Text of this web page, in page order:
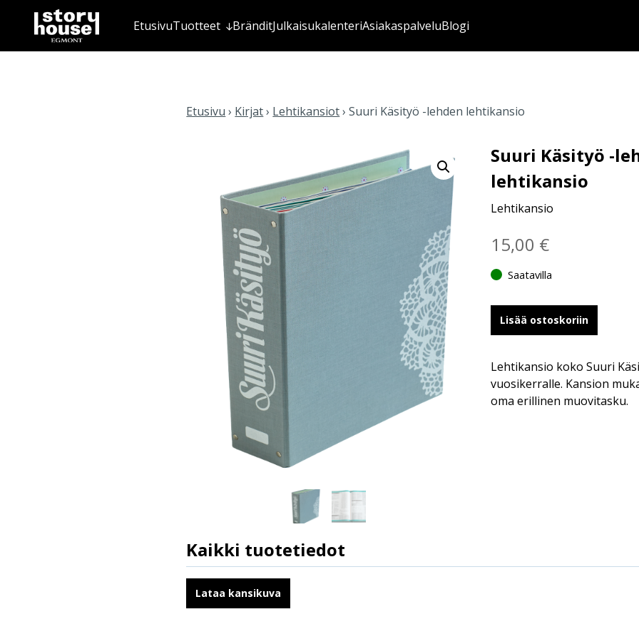
EtusivuTuotteet BränditJulkaisukalenteriAsiakaspalveluBlogi
Etusivu › Kirjat› Lehtikansiot›Suuri Käsityö -lehden lehtikansio
Suuri Käsityö -
lehtikansio
Lehtikansio
15,00 €
Saatavilla
Lisää ostoskoriin
Lehtikansio koko Suuri
vuosikerralle. Kansion
oma erillinen muovitasku.
Kaikki tuotetiedot
ISBN
6430056382043
ALV
Koko
Lataa kansikuva